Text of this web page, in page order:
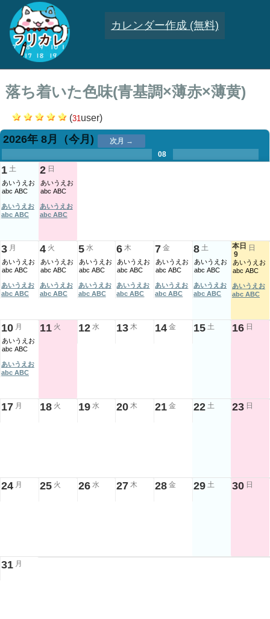
カレンダー作成 (無料)
落ち着いた色味(青基調×薄赤×薄黄)
(31user)
2026年 8月 （今月)
次月 →
08
1 土
あいうえお
abc ABC
あいうえお
abc ABC
2 日
あいうえお
abc ABC
あいうえお
abc ABC
3 月
あいうえお
abc ABC
あいうえお
abc ABC
4 火
あいうえお
abc ABC
あいうえお
abc ABC
5 水
あいうえお
abc ABC
あいうえお
abc ABC
6 木
あいうえお
abc ABC
あいうえお
abc ABC
7 金
あいうえお
abc ABC
あいうえお
abc ABC
8 土
あいうえお
abc ABC
あいうえお
abc ABC
本日
9
日
あいうえお
abc ABC
あいうえお
abc ABC
10 月
あいうえお
abc ABC
あいうえお
abc ABC
11 火 12 水 13 木 14 金 15 土 16 日
17 月 18 火 19 水 20 木 21 金 22 土 23 日
24 月 25 火 26 水 27 木 28 金 29 土 30 日
31 月